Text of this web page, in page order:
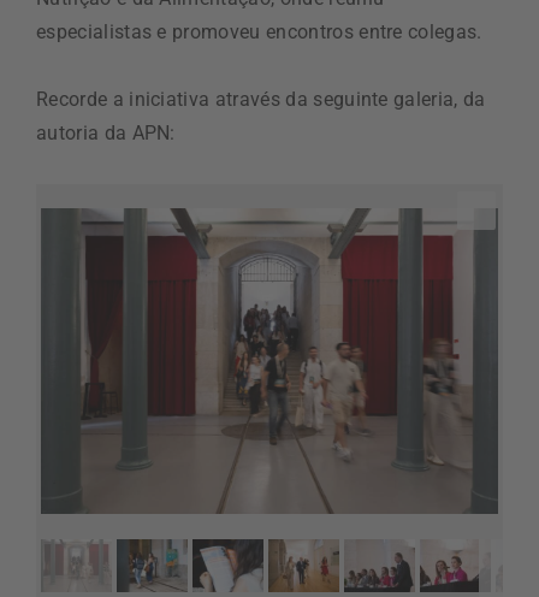
especialistas e promoveu encontros entre colegas.
Recorde a iniciativa através da seguinte galeria, da
autoria da APN: